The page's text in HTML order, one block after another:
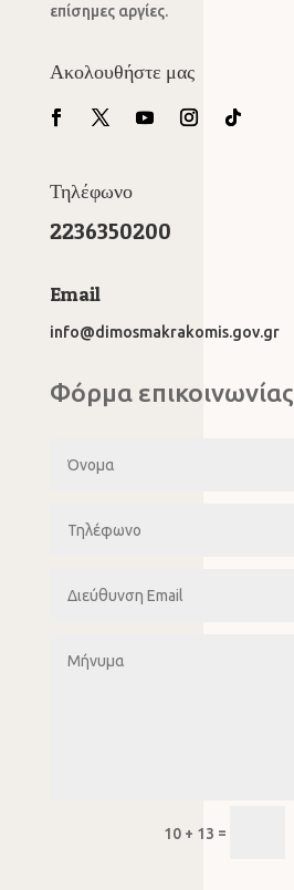
επίσημες αργίες.
Ακολουθήστε μας
Τηλέφωνο
2236350200
Email
info@dimosmakrakomis.gov.gr
Φόρμα επικοινωνίας
10 + 13 =